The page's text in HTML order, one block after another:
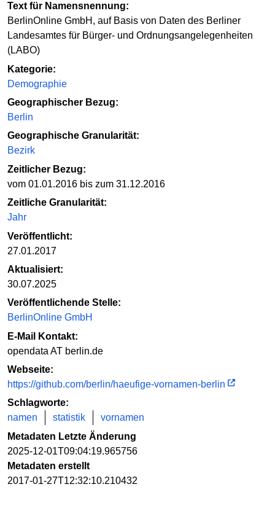
Text für Namensnennung:
BerlinOnline GmbH, auf Basis von Daten des Berliner
Landesamtes für Bürger- und Ordnungsangelegenheiten
(LABO)
Kategorie:
Demographie
Geographischer Bezug:
Berlin
Geographische Granularität:
Bezirk
Zeitlicher Bezug:
vom 01.01.2016 bis zum 31.12.2016
Zeitliche Granularität:
Jahr
Veröffentlicht:
27.01.2017
Aktualisiert:
30.07.2025
Veröffentlichende Stelle:
BerlinOnline GmbH
E-Mail Kontakt:
opendata AT berlin.de
Webseite:
https://github.com/berlin/haeufige-vornamen-berlin
Schlagworte:
namen
statistik
vornamen
Metadaten Letzte Änderung
2025-12-01T09:04:19.965756
Metadaten erstellt
2017-01-27T12:32:10.210432